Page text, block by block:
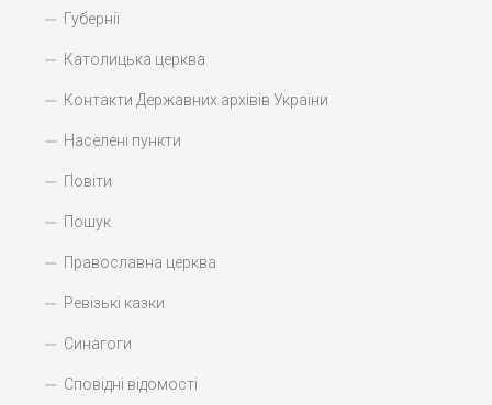
Губернії
Католицька церква
Контакти Державних архівів України
Населені пункти
Повіти
Пошук
Православна церква
Ревізькі казки
Синагоги
Сповідні відомості